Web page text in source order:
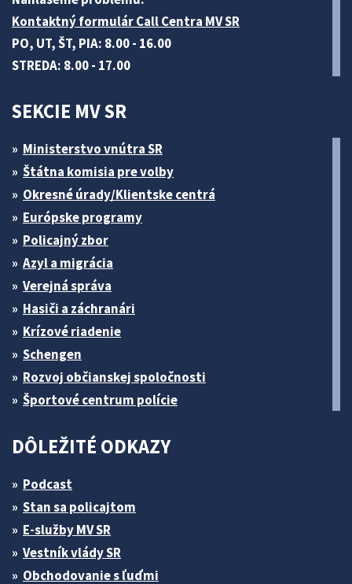
Kontaktný formulár Call Centra MV SR
PO, UT, ŠT, PIA: 8.00 - 16.00
STREDA: 8.00 - 17.00
SEKCIE MV SR
Ministerstvo vnútra SR
Štátna komisia pre volby
Okresné úrady/Klientske centrá
Európske programy
Policajný zbor
Azyl a migrácia
Verejná správa
Hasiči a záchranári
Krízové riadenie
Schengen
Rozvoj občianskej spoločnosti
Športové centrum polície
DÔLEŽITÉ ODKAZY
Podcast
Stan sa policajtom
E-služby MV SR
Vestník vlády SR
Obchodovanie s ľuďmi